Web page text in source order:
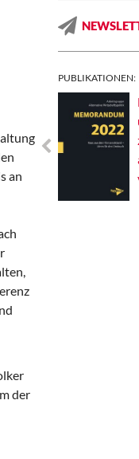
an
der
PUBLIKATIONEN: